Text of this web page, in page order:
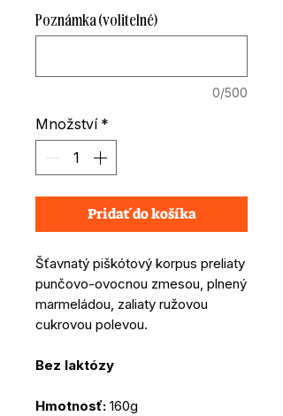
Poznámka (volitelné)
0/500
Množství *
Pridať do košíka
Šťavnatý piškótový korpus preliaty
punčovo-ovocnou zmesou, plnený
marmeládou, zaliaty ružovou
cukrovou polevou.
Bez laktózy
Hmotnosť: 160g